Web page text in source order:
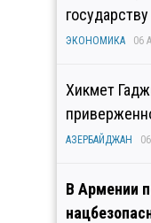
ЭКОНОМИКА 06
Хикмет
АЗЕРБАЙДЖАН 06
В Армении